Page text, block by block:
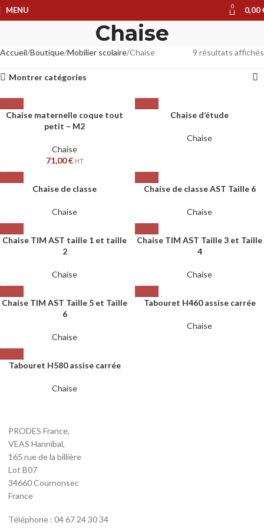
MENU 0 0,00
Chaise
Accueil Boutique Mobilier scolaire Chaise 9 résultats affichés
Montrer catégories
Chaise maternelle coque tout
petit – M2
Chaise
71,00€ HT
Chaise d’étude
Chaise
Chaise de classe
Chaise
Chaise de classe AST Taille 6
Chaise
Chaise TIM AST taille 1 et taille
2
Chaise
Chaise TIM AST Taille 3 et Taille
4
Chaise
Chaise TIM AST Taille 5 et Taille
6
Chaise
Tabouret H460 assise carrée
Chaise
Tabouret H580 assise carrée
Chaise
PRODES France,
VEAS Hannibal,
165 rue de la billière
Lot B07
34660 Cournonsec
France
Téléphone : 04 67 24 30 34